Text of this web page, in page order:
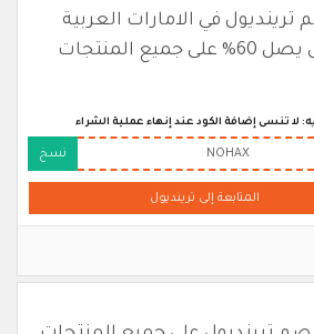
في الامارات العربية
المنتجات
لا تنسى إضافة الكود عند إنهاء عملية الشراء
NOHAX نسخ
المتابعة إلى ترينديول